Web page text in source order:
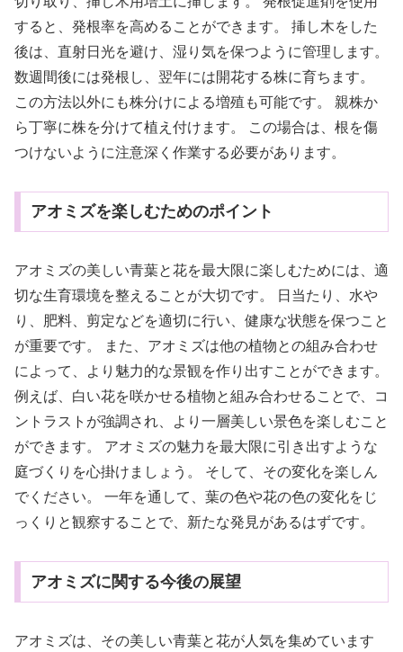
すると、発根率を高めることができます。 挿し木をした
後は、直射日光を避け、湿り気を保つように管理します。
数週間後には発根し、翌年には開花する株に育ちます。
この方法以外にも株分けによる増殖も可能です。 親株か
ら丁寧に株を分けて植え付けます。 この場合は、根を傷
つけないように注意深く作業する必要があります。
アオミズを楽しむためのポイント
アオミズの美しい青葉と花を最大限に楽しむためには、適
切な生育環境を整えることが大切です。 日当たり、水や
り、肥料、剪定などを適切に行い、健康な状態を保つこと
が重要です。 また、アオミズは他の植物との組み合わせ
によって、より魅力的な景観を作り出すことができます。
例えば、白い花を咲かせる植物と組み合わせることで、コ
ントラストが強調され、より一層美しい景色を楽しむこと
ができます。 アオミズの魅力を最大限に引き出すような
庭づくりを心掛けましょう。 そして、その変化を楽しん
でください。 一年を通して、葉の色や花の色の変化をじ
っくりと観察することで、新たな発見があるはずです。
アオミズに関する今後の展望
アオミズは、その美しい青葉と花が人気を集めています